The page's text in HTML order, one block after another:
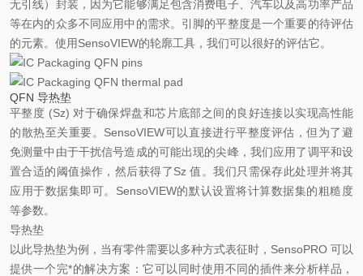
无引线）封装，因为它能够满足包含消费电子、汽车以及高功率产品
等在内的众多不同应用中的需求。引脚的平整度是一个重要的待评估
的元素。使用SensoVIEW的轮廓工具，我们可以很好的评估它。
QFN 导热垫
平整度 (Sz) 对于确保焊盘和芯片底部之间的良好连接以实现高性能
的散热至关重要。SensoVIEW可以直接进行平整度评估，但为了避
免测量中由于干扰信号造成的可能出现的尖峰，我们应用了调平和设
置合适的阈值操作，然后获得了Sz 值。我们只需保存此处理并将其
应用于数据集即可。SensoVIEW的默认设置将计算数据集的粗糙度
等参数。
导热垫
以此导热垫为例，当有零件需要以多种方式表征时，SensoPRO 可以
提供一个完*的解决方案：它可以同时使用不同的插件来分析样品，